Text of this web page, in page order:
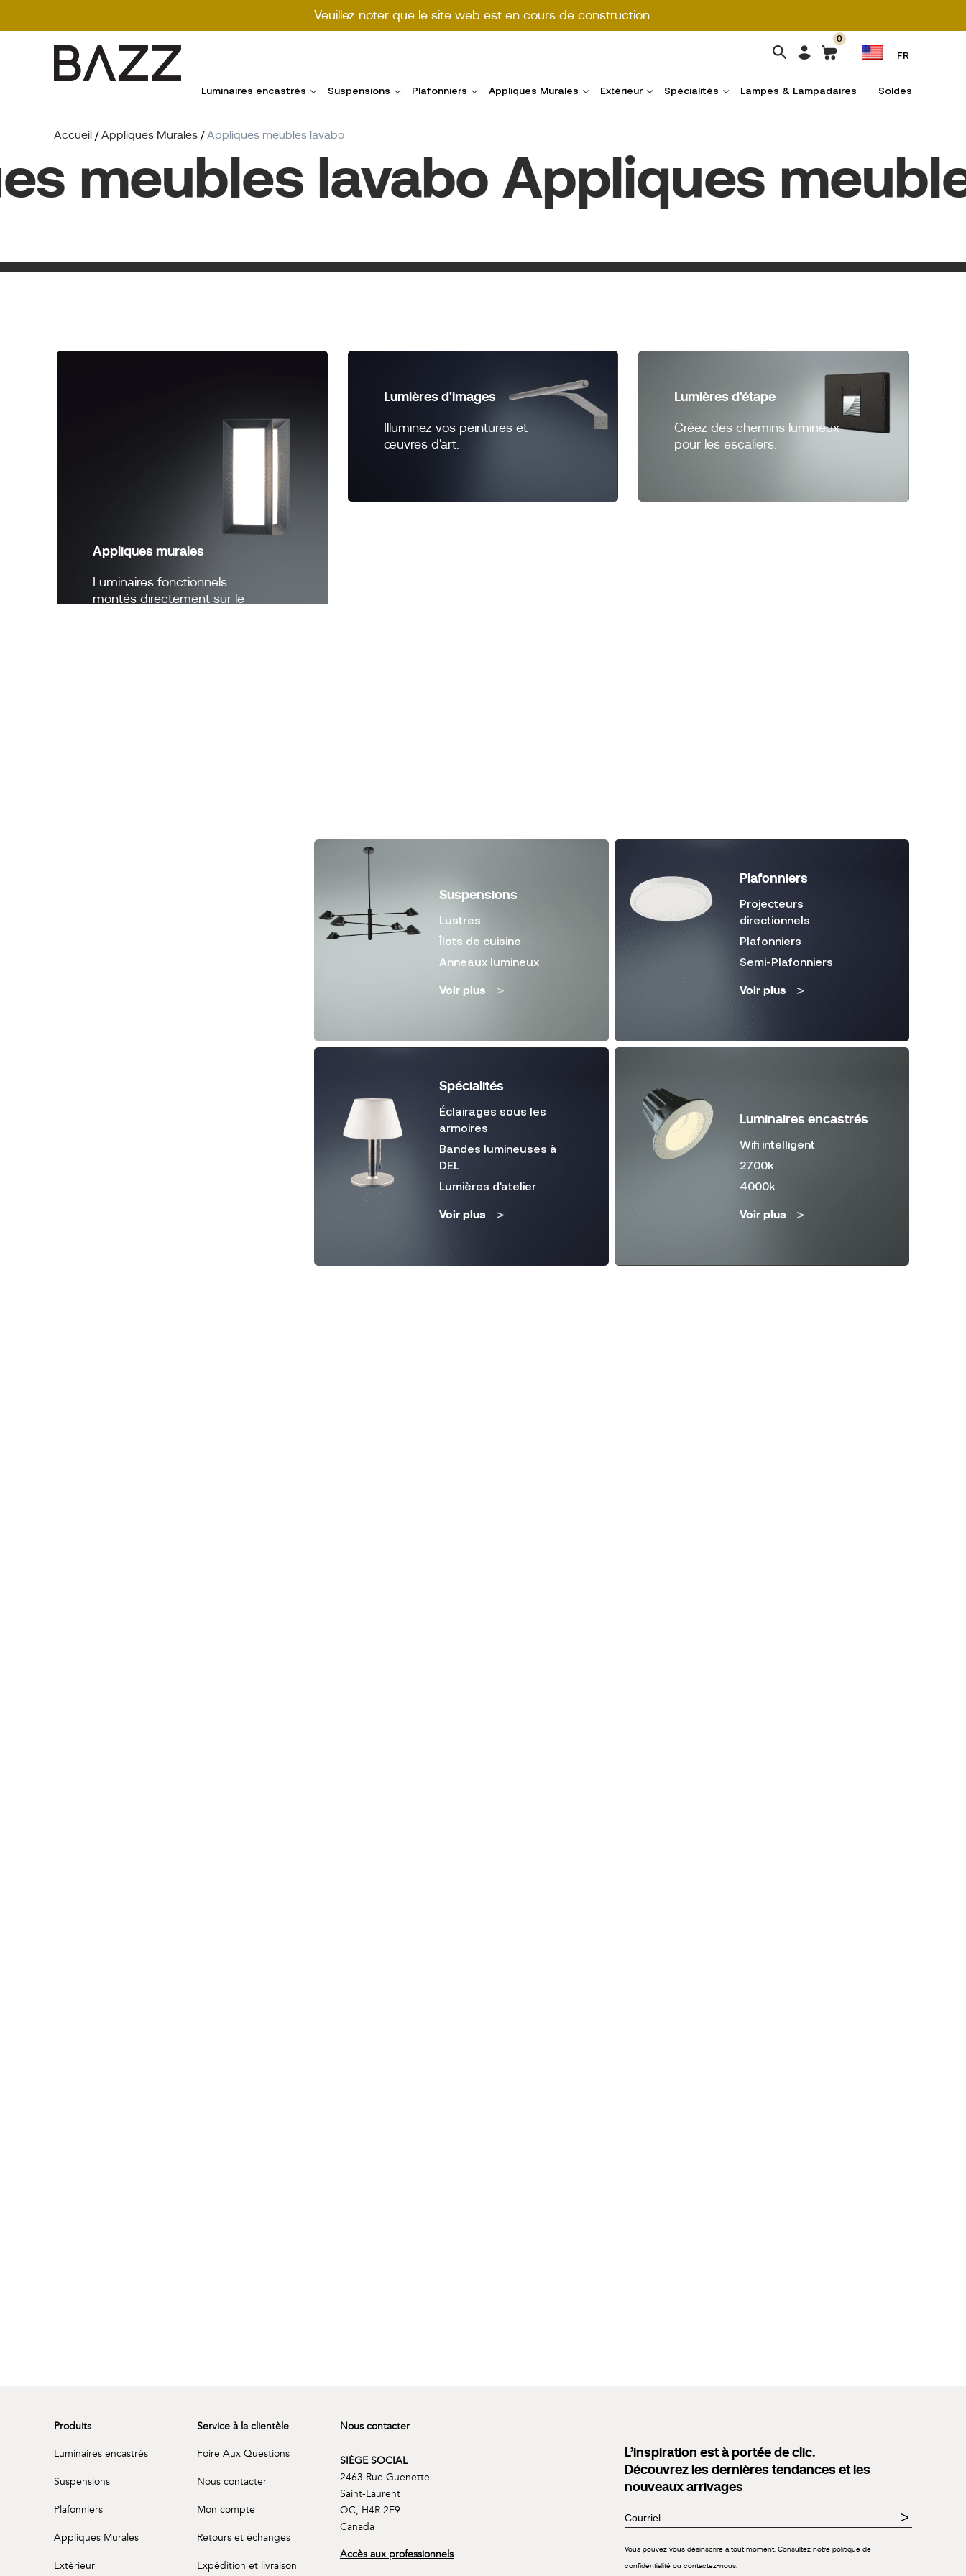
Veuillez noter que le site web est en cours de construction.
0
FR
Luminaires encastrés Suspensions Plafonniers Appliques Murales Extérieur Spécialités Lampes & Lampadaires Soldes
Search
for:
Accueil /Appliques Murales /Appliques meubles lavabo
meubles lavabo Appliques
Appliques murales
Luminaires fonctionnels
montés directement sur le
Lumières d'images
Illuminez vos peintures et
œuvres d'art.
Lumières d'étape
Créez des chemins lumineux
pour les escaliers.
Suspensions
Lustres
Îlots de cuisine
Anneaux lumineux
Voir plus
Plafonniers
Projecteurs
directionnels
Plafonniers
Semi-Plafonniers
Voir plus
Spécialités
Éclairages sous les
armoires
Bandes lumineuses à
DEL
Lumières d'atelier
Voir plus
Luminaires encastrés
Wifi intelligent
2700k
4000k
Voir plus
Produits
Luminaires encastrés
Suspensions
Plafonniers
Appliques Murales
Extérieur
Service à la clientèle
Foire Aux Questions
Nous contacter
Mon compte
Retours et échanges
Expédition et livraison
Nous contacter
SIÈGE SOCIAL
2463 Rue Guenette
Saint-Laurent
QC, H4R 2E9
Canada
Accès aux professionnels
L’inspiration est à portée de clic.
Découvrez les dernières tendances et les
nouveaux arrivages
>
Vous pouvez vous désinscrire à tout moment. Consultez notre politique de
confidentialité ou contactez-nous.